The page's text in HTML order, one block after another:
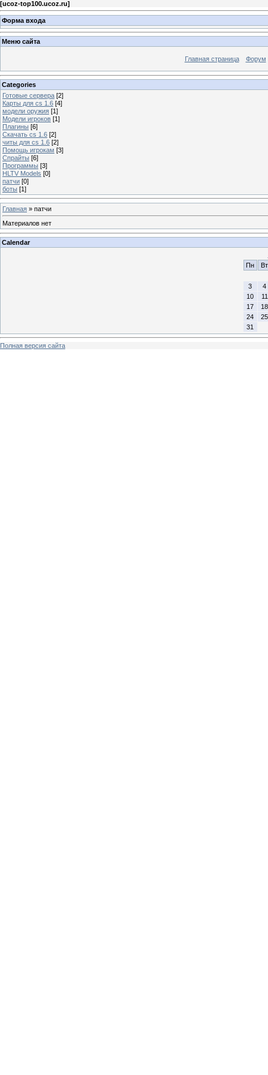
[ucoz-top100.ucoz.ru]
Форма входа
Меню сайта
Главная страница Форум
Categories
Готовые сервера [2]
Карты для cs 1.6 [4]
модели оружия [1]
Модели игроков [1]
Плагины [6]
Скачать cs 1.6 [2]
читы для cs 1.6 [2]
Помощь игрокам [3]
Спрайты [6]
Программы [3]
HLTV Models [0]
патчи [0]
боты [1]
Главная » патчи
Материалов нет
Calendar
Пн
Вт
3
4
10
11
17
18
24
25
31
Полная версия сайта